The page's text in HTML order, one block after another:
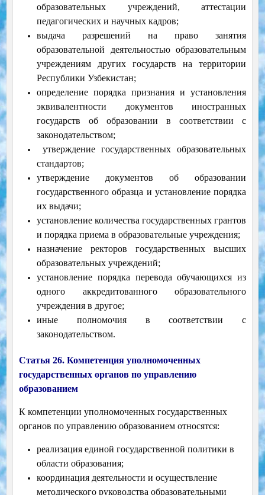
образовательных учреждений, аттестации
педагогических и научных кадров;
выдача разрешений на право занятия
образовательной деятельностью образовательным
учреждениям других государств на территории
Республики Узбекистан;
определение порядка признания и установления
эквивалентности документов иностранных
государств об образовании в соответствии с
законодательством;
утверждение государственных образовательных
стандартов;
утверждение документов об образовании
государственного образца и установление порядка
их выдачи;
установление количества государственных грантов
и порядка приема в образовательные учреждения;
назначение ректоров государственных высших
образовательных учреждений;
установление порядка перевода обучающихся из
одного аккредитованного образовательного
учреждения в другое;
иные полномочия в соответствии с
законодательством.
Статья 26. Компетенция уполномоченных
государственных органов по управлению
образованием
К компетенции уполномоченных государственных
органов по управлению образованием относятся:
реализация единой государственной политики в
области образования;
координация деятельности и осуществление
методического руководства образовательными